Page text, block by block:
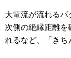
大電流が流れるパ
次側の絶縁距離を
れるなど、「きち